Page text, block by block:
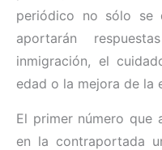
periódico no sólo se
aportarán
inmigración, el
edad o la mejora de la
El primer número que
en la contraportada